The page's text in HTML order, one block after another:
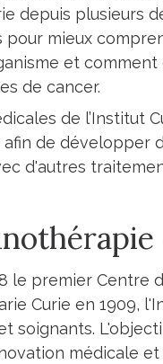
depuis plusieurs
mieux
et
de cancer.
de l’Institut
de développer
d'autres
le premier Centre
Curie en 1909,
soignants.
médicale